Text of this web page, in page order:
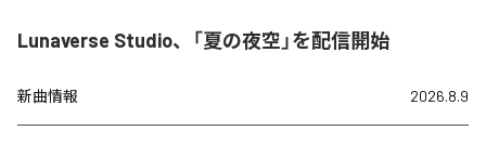
Lunaverse Studio、「夏の夜空」を配信開始
新曲情報 2026.8.9